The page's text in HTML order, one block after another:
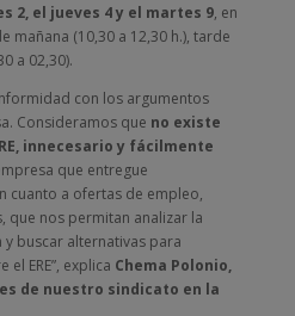
2, el jueves 4 y el martes 9, en
mañana (10,30 a 12,30 h.), tarde
a 02,30).
con los argumentos
Consideramos que no existe
innecesario y fácilmente
que entregue
cuanto a ofertas de empleo,
que nos permitan analizar la
buscar alternativas para
ERE”, explica Chema Polonio,
de nuestro sindicato en la